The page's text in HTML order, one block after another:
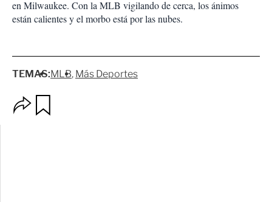
en Milwaukee. Con la MLB vigilando de cerca, los ánimos
están calientes y el morbo está por las nubes.
TEMAS:MLB Más Deportes